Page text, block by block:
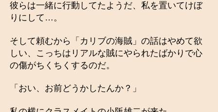
彼らは一緒に行動してたようだ、私を置いてけぼ
りにして…。
そして頼むから「カリブの海賊」の話はやめて欲
しい、こっちはリアルな賊にやられたばかりで心
の傷がちくちくするのだ。
「おい、お前どうかしたんか？」